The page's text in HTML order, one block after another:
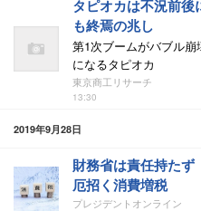
タピオカは不況前後
も終焉の兆し
第1次ブームがバブル
になるタピオカ
東京商工リサーチ
13:30
2019年9月28日
財務省は責任持たず
厄招く消費増税
プレジデントオンライン